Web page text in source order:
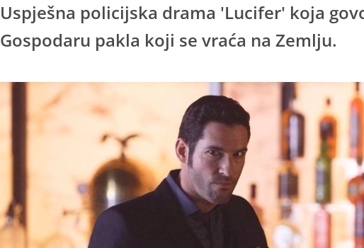
Uspješna policijska drama 'Lucifer' koja
Gospodaru pakla koji se vraća na Zemlju.